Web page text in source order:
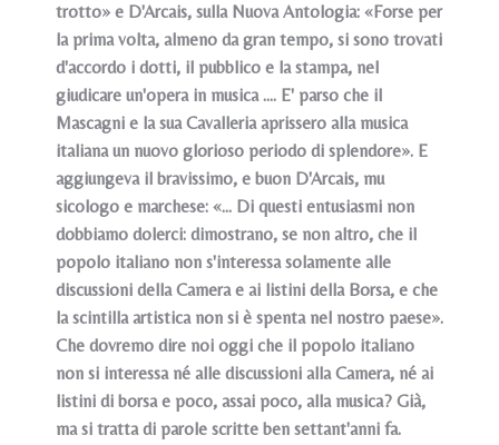
trotto» e D'Arcais, sulla Nuova Antologia: «Forse per
la prima volta, almeno da gran tempo, si sono trovati
d'accordo i dotti, il pubblico e la stampa, nel
giudicare un'opera in musica .... E' parso che il
Mascagni e la sua Cavalleria aprissero alla musica
italiana un nuovo glorioso periodo di splendore». E
aggiungeva il bravissimo, e buon D'Arcais, mu
sicologo e marchese: «... Di questi entusiasmi non
dobbiamo dolerci: dimostrano, se non altro, che il
popolo italiano non s'interessa solamente alle
discussioni della Camera e ai listini della Borsa, e che
la scintilla artistica non si è spenta nel nostro paese».
Che dovremo dire noi oggi che il popolo italiano
non si interessa né alle discussioni alla Camera, né ai
listini di borsa e poco, assai poco, alla musica? Già,
ma si tratta di parole scritte ben settant'anni fa.